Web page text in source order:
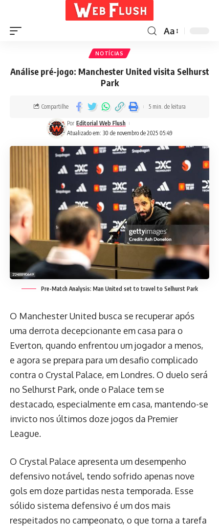
Aa
NOTÍCIAS
Análise pré-jogo: Manchester United visita Selhurst
Park
Atualizado em: 30 de novembro de 2025 05:49
Por Editorial Web Flush
Compartilhe 5 min. de leitura
Pre-Match Analysis: Man United set to travel to Selhurst Park
O Manchester United busca se recuperar após
uma derrota decepcionante em casa para o
Everton, quando enfrentou um jogador a menos,
e agora se prepara para um desafio complicado
contra o Crystal Palace, em Londres. O duelo será
no Selhurst Park, onde o Palace tem se
destacado, especialmente em casa, mantendo-se
invicto nos últimos doze jogos da Premier
League.
O Crystal Palace apresenta um desempenho
defensivo notável, tendo sofrido apenas nove
gols em doze partidas nesta temporada. Esse
sólido sistema defensivo é um dos mais
respeitados no campeonato, o que torna a tarefa